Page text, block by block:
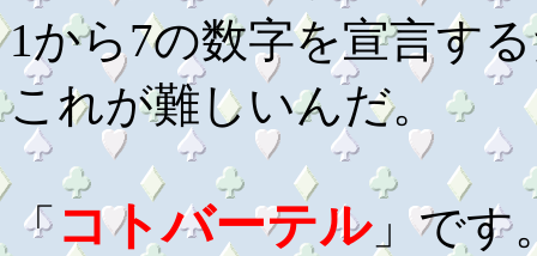
1から7の数字を宣言す
これが難しいんだ。
「 コトバーテル」です